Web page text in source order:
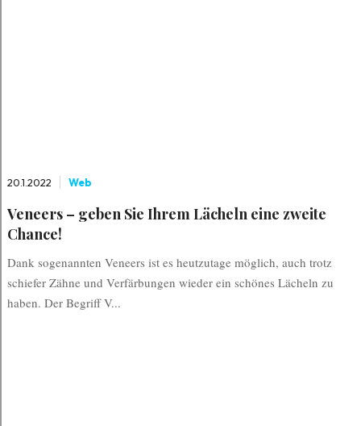
20.1.2022 Web
Veneers – geben Sie Ihrem Lächeln eine zweite
Chance!
Dank sogenannten Veneers ist es heutzutage möglich, auch trotz
schiefer Zähne und Verfärbungen wieder ein schönes Lächeln zu
haben. Der Begriff V...